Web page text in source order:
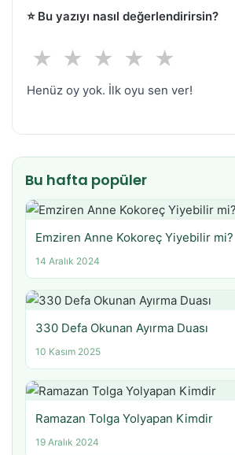
⭐ Bu yazıyı nasıl değerlendirirsin?
★ ★ ★ ★ ★
Henüz oy yok. İlk oyu sen ver!
Bu hafta popüler
Emziren Anne Kokoreç Yiyebilir mi?
14 Aralık 2024
330 Defa Okunan Ayırma Duası
10 Kasım 2025
Ramazan Tolga Yolyapan Kimdir
19 Aralık 2024